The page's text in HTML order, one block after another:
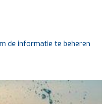
de informatie te beheren